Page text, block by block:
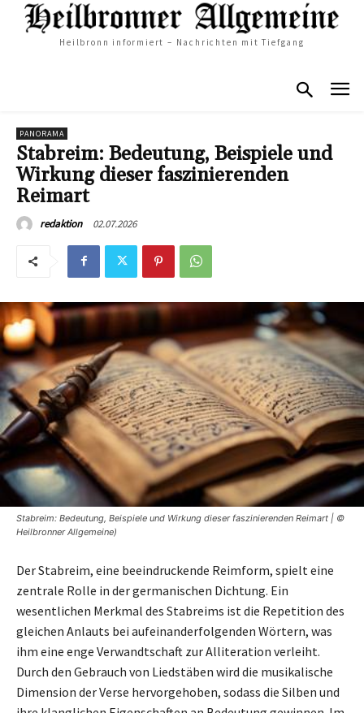
Heilbronn informiert – Nachrichten mit Tiefgang
PANORAMA
Stabreim: Bedeutung, Beispiele und
Wirkung dieser faszinierenden
Reimart
redaktion 02.07.2026
Stabreim: Bedeutung, Beispiele und Wirkung dieser faszinierenden Reimart | ©
Heilbronner Allgemeine)
Der Stabreim, eine beeindruckende Reimform, spielt eine
zentrale Rolle in der germanischen Dichtung. Ein
wesentlichen Merkmal des Stabreims ist die Repetition des
gleichen Anlauts bei aufeinanderfolgenden Wörtern, was
ihm eine enge Verwandtschaft zur Alliteration verleiht.
Durch den Gebrauch von Liedstäben wird die musikalische
Dimension der Verse hervorgehoben, sodass die Silben und